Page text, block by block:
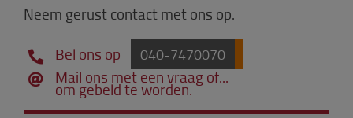
Neem gerust contact met ons op.
Bel ons op 040-7470070
Mail ons met een vraag of...
om gebeld te worden.